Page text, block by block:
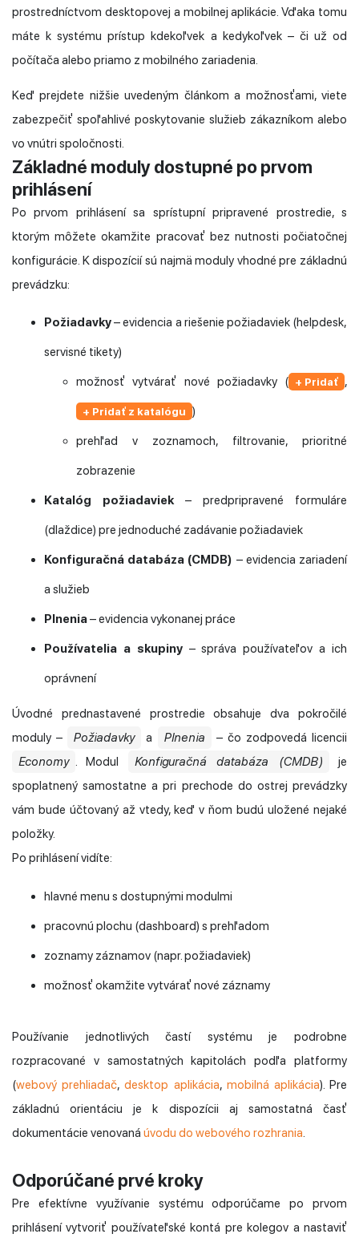
prostredníctvom desktopovej a mobilnej aplikácie. Vďaka tomu
máte k systému prístup kdekoľvek a kedykoľvek – či už od
počítača alebo priamo z mobilného zariadenia.
Keď prejdete nižšie uvedeným článkom a možnosťami, viete
zabezpečiť spoľahlivé poskytovanie služieb zákazníkom alebo
vo vnútri spoločnosti.
Základné moduly dostupné po prvom
prihlásení
Po prvom prihlásení sa sprístupní pripravené prostredie, s
ktorým môžete okamžite pracovať bez nutnosti počiatočnej
konfigurácie. K dispozícií sú najmä moduly vhodné pre základnú
prevádzku:
Požiadavky– evidencia a riešenie požiadaviek (helpdesk,
servisné tikety)
možnosť vytvárať nové požiadavky ( + Pridať ,
+ Pridať z katalógu )
prehľad v zoznamoch, filtrovanie, prioritné
zobrazenie
Katalóg požiadaviek– predpripravené formuláre
(dlaždice) pre jednoduché zadávanie požiadaviek
Konfiguračná databáza (CMDB) – evidencia zariadení
a služieb
Plnenia– evidencia vykonanej práce
Používatelia a skupiny– správa používateľov a ich
oprávnení
Úvodné prednastavené prostredie obsahuje dva pokročilé
moduly –
Požiadavky a Plnenia
– čo zodpovedá licencii
Economy . Modul Konfiguračná databáza (CMDB)
je
spoplatnený samostatne a pri prechode do ostrej prevádzky
vám bude účtovaný až vtedy, keď v ňom budú uložené nejaké
položky.
Po prihlásení vidíte:
hlavné menu s dostupnými modulmi
pracovnú plochu (dashboard) s prehľadom
zoznamy záznamov (napr. požiadaviek)
možnosť okamžite vytvárať nové záznamy
Používanie jednotlivých častí systému je podrobne
rozpracované v samostatných kapitolách podľa platformy
(webový prehliadač,desktop aplikácia, mobilná aplikácia). Pre
základnú orientáciu je k dispozícii aj samostatná časť
dokumentácie venovaná úvodu do webového rozhrania.
Odporúčané prvé kroky
Pre efektívne využívanie systému odporúčame po prvom
prihlásení vytvoriť používateľské kontá pre kolegov a nastaviť